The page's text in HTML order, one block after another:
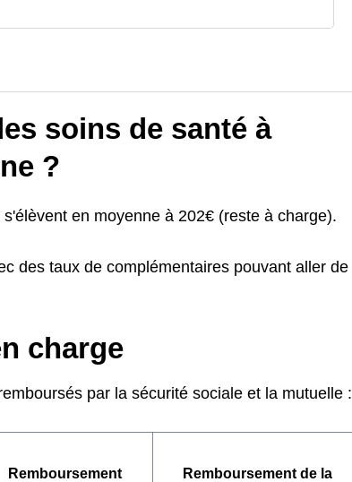
soins de santé à
?
en moyenne à 202€ (reste à charge).
des taux de complémentaires pouvant aller de
charge
par la sécurité sociale et la mutuelle :
Remboursement
Remboursement de la